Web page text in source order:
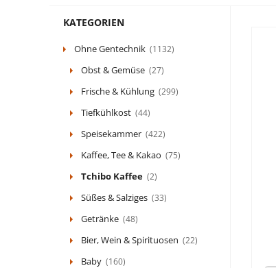
KATEGORIEN
Ohne Gentechnik (1132)
Obst & Gemüse (27)
Frische & Kühlung (299)
Tiefkühlkost (44)
Speisekammer (422)
Kaffee, Tee & Kakao (75)
Tchibo Kaffee (2)
Süßes & Salziges (33)
Getränke (48)
Bier, Wein & Spirituosen (22)
Baby (160)